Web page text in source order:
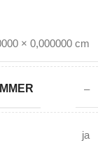
× 0,000000 cm
–
ja